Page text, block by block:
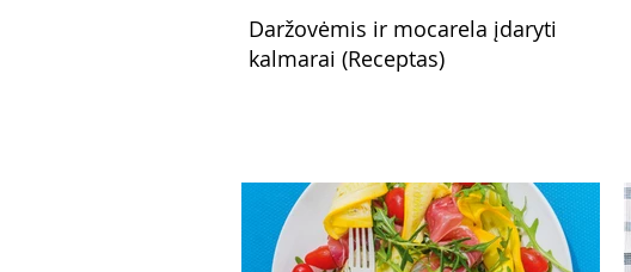
Daržovėmis ir mocarela įdaryti
kalmarai (Receptas)